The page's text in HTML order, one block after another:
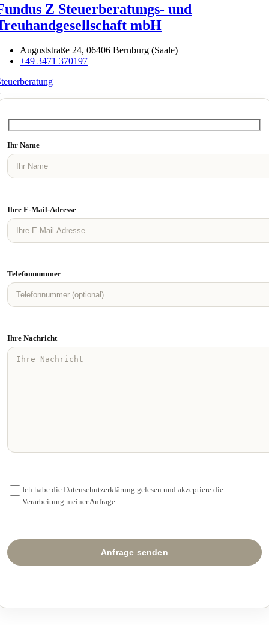
Z Steuerberatungs- und
mbH
Auguststraße 24, 06406 Bernburg (Saale)
+49 3471 370197
Ihr Name
Ihre E-Mail-Adresse
Telefonnummer
Ihre Nachricht
Ich habe die Datenschutzerklärung gelesen und akzeptiere die
Verarbeitung meiner Anfrage.